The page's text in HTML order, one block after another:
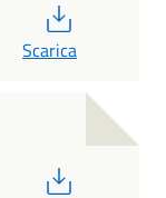
Scarica